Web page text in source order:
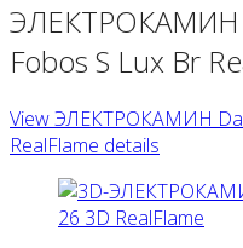
ЭЛЕКТРОКАМИН
Fobos S Lux Br
View ЭЛЕКТРОКАМИН
RealFlame details